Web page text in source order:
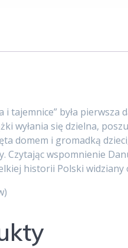
tajemnice” była pierwsza
wyłania się dzielna,
domem i gromadką
Czytając wspomnienie
historii Polski widziany